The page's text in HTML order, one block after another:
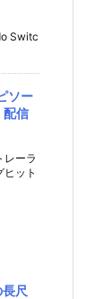
Switc
ソー
配信
ーラ
ット
尺